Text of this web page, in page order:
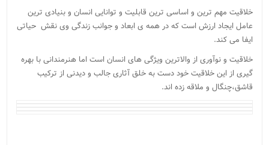
خلاقیت مهم ترین و اساسی ترین قابلیت و توانایی انسان و بنیادی ترین
عامل ایجاد ارزش است که در همه ی ابعاد و جوانب زندگی وی نقش حیاتی
ایفا می کند.
خلاقیت و نوآوری از والاترین ویژگی های انسان است اما هنرمندانی با بهره
گیری از این خلاقیت خود دست به خلق آثاری جالب و دیدنی از ترکیب
قاشق،چنگال و ملاقه زده اند.